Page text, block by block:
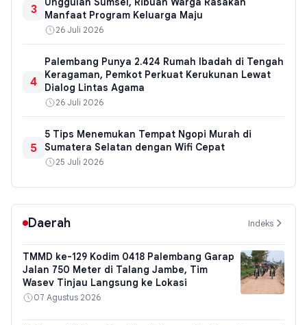
3
Manfaat Program Keluarga Maju
26 Juli 2026
4
Palembang Punya 2.424 Rumah Ibadah di Tengah
Keragaman, Pemkot Perkuat Kerukunan Lewat
Dialog Lintas Agama
26 Juli 2026
5
5 Tips Menemukan Tempat Ngopi Murah di
Sumatera Selatan dengan Wifi Cepat
25 Juli 2026
Daerah Indeks
TMMD ke-129 Kodim 0418 Palembang Garap
Jalan 750 Meter di Talang Jambe, Tim
Wasev Tinjau Langsung ke Lokasi
07 Agustus 2026